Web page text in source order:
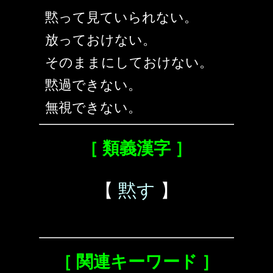
黙って見ていられない。
放っておけない。
そのままにしておけない。
黙過できない。
無視できない。
［ 類義漢字 ］
【 黙す 】
［ 関連キーワード ］